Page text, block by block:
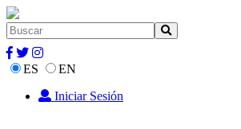
ES
EN
Iniciar Sesión